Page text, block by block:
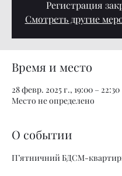
Регистрация
Смотреть другие
Время и место
28 февр. 2025 г., 19:00 – 22:30
Место не определено
О событии
П’ятничний БДСМ-